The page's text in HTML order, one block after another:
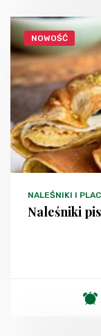
NOWOŚĆ
NALEŚNIKI I
Naleśniki